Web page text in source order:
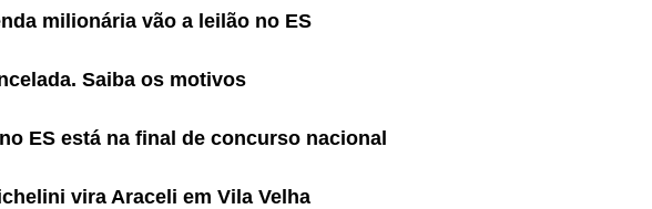
milionária vão a leilão no ES
Saiba os motivos
ES está na final de concurso nacional
vira Araceli em Vila Velha